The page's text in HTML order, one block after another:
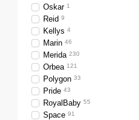
Oskar 1
Reid 9
Kellys 4
Marin 46
Merida 230
Orbea 121
Polygon 33
Pride 43
RoyalBaby 55
Space 91